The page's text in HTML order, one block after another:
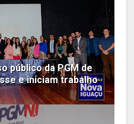
público da PGM de
e iniciam trabalho